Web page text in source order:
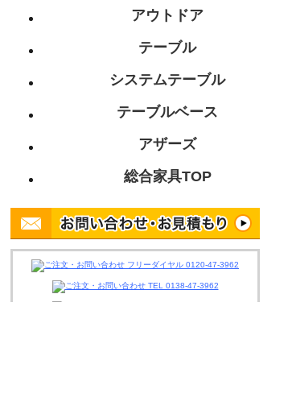
アウトドア
テーブル
システムテーブル
テーブルベース
アザーズ
総合家具TOP